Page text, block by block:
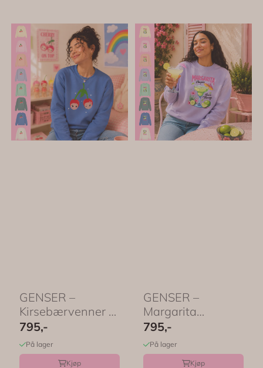
GENSER –
Kirsebærvenner –
Festligetrykk
795,-
På lager
Kjøp
GENSER –
Margarita
Cheaper Than
Therapy – ...
795,-
På lager
Kjøp